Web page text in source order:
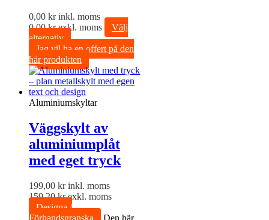
0,00 krinkl. moms
0,00krexkl. moms
Välj
alternativ
Jag vil ha en offert på den
här produkten
Aluminiumskyltar
Väggskylt av
aluminiumplåt
med eget tryck
199,00 krinkl. moms
159,20krexkl. moms
Designa /
Förhandsgranska
Den här